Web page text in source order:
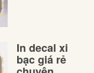
In decal xi
bạc giá rẻ